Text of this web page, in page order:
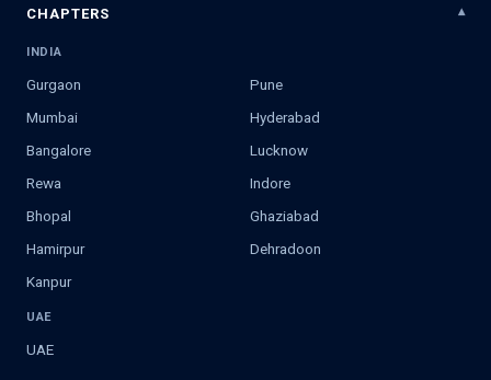
CHAPTERS
INDIA
Gurgaon
Pune
Mumbai
Hyderabad
Bangalore
Lucknow
Rewa
Indore
Bhopal
Ghaziabad
Hamirpur
Dehradoon
Kanpur
UAE
UAE